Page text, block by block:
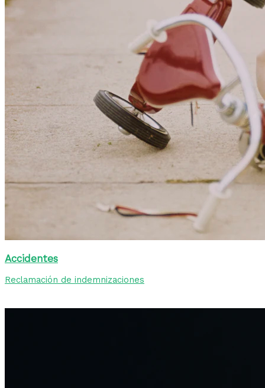
Accidentes
Reclamación de indemnizaciones